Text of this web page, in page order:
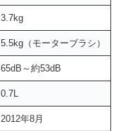
3.7kg
5.5kg（モーターブラシ）
65dB～約53dB
0.7L
2012年8月